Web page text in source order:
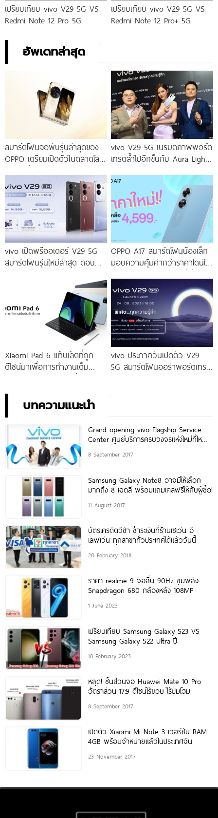
เปรียบเทียบ vivo V29 5G VS
Redmi Note 12 Pro 5G
เปรียบเทียบ vivo V29 5G VS
Redmi Note 12 Pro+ 5G
อัพเดทล่าสุด
สมาร์ตโฟนจอพับรุ่นล่าสุดของ
OPPO เตรียมเปิดตัวในตลาดโลก
vivo V29 5G เนรมิตภาพพอร์ต
เทรตล้ำไปอีกขั้นกับ Aura Light
โดดเด่นด้วยสุนทรียศาสตร์แห่ง
vivo เปิดพรีออเดอร์ V29 5G
สมาร์ตโฟนรุ่นใหม่ล่าสุด ตอบ
ราคาเริ่มต้นเพียง 14,999 บาท
จัดเต็มกับโปรโมชันพิเศษก่อนใคร
OPPO A17 สมาร์ตโฟนน้องเล็ก
มอบความคุ้มค่ากว่าราคาโดนใจ
ราคาใหม่เพียง 4,599 บาท
เท่านั้น!
Xiaomi Pad 6 แท็บเล็ตที่ถูก
ดีไซน์มาเพื่อการทำงานเต็ม
vivo ประกาศวันเปิดตัว V29
5G สมาร์ตโฟนออร่าพอร์ตเทร
บทความแนะนำ
Grand opening vivo Flagship Service
Center ศูนย์บริการครบวงจรแห่งใหม่ที่ใหญ่
8 September 2017
Samsung Galaxy Note8 อาจมีให้เลือก
มากถึง 8 เฉดสี พร้อมแถมเคสฟรีให้กับผู้ซื้อ!
11 August 2017
บัตรเครดิตวีซ่า ชำระเงินที่ร้านเซเว่น อี
เลฟเว่น ทุกสาขาทั่วประเทศได้แล้ววันนี้
20 February 2018
ราคา realme 9 จอลื่น 90Hz ขุมพลัง
Snapdragon 680 กล้องหลัง 108MP
1 June 2023
เปรียบเทียบ Samsung Galaxy S23 VS
Samsung Galaxy S22 Ultra ปี
18 February 2023
หลุด! ชิ้นส่วนจอ Huawei Mate 10 Pro
อัตราส่วน 17:9 ดีไซน์ไร้ขอบ ไร้ปุ่มโฮม
8 September 2017
เปิดตัว Xiaomi Mi Note 3 เวอร์ชัน RAM
4GB พร้อมจำหน่ายแล้วในประเทศจีน
23 November 2017